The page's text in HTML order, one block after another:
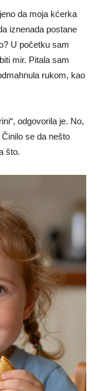
da moja kćerka
iznenada postane
U početku sam
mir. Pitala sam
rukom, kao
odgovorila je. No,
se da nešto
što.